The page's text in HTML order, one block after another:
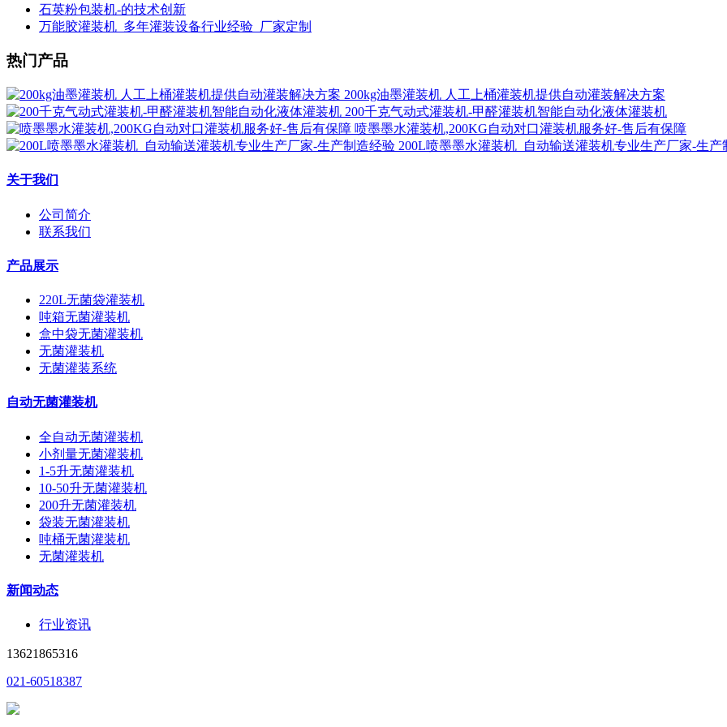
石英粉包装机-的技术创新
万能胶灌装机_多年灌装设备行业经验_厂家定制
热门产品
200kg油墨灌装机 人工上桶灌装机提供自动灌装解决方案
200千克气动式灌装机-甲醛灌装机智能自动化液体灌装机
喷墨墨水灌装机,200KG自动对口灌装机服务好-售后有保障
200L喷墨墨水灌装机_自动输送灌装机专业生产厂家-生产
关于我们
公司简介
联系我们
产品展示
220L无菌袋灌装机
吨箱无菌灌装机
盒中袋无菌灌装机
无菌灌装机
无菌灌装系统
自动无菌灌装机
全自动无菌灌装机
小剂量无菌灌装机
1-5升无菌灌装机
10-50升无菌灌装机
200升无菌灌装机
袋装无菌灌装机
吨桶无菌灌装机
无菌灌装机
新闻动态
行业资讯
13621865316
021-60518387